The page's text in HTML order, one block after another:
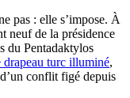
pas : elle s’impose. À
neuf de la présidence
du Pentadaktylos
drapeau turc illuminé,
conflit figé depuis